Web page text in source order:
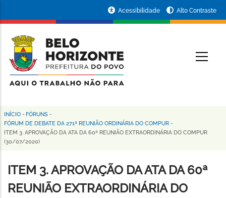
conteúdo
principal
da
Prefeitura
de
Horizonte
Acessibilidade Alto Contraste
Trilha
de
INÍCIO - FÓRUNS -
FÓRUM DE DEBATE DA 271ª REUNIÃO ORDINÁRIA DO COMPUR -
ITEM 3. APROVAÇÃO DA ATA DA 60ª REUNIÃO EXTRAORDINÁRIA DO COMPUR
(30/07/2020)
ITEM 3. APROVAÇÃO DA ATA DA 60ª
REUNIÃO EXTRAORDINÁRIA DO